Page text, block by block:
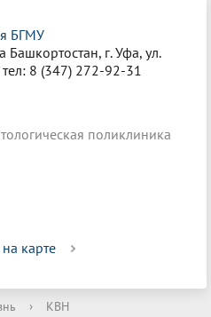
БГМУ
Башкортостан, г. Уфа, ул.
8 (347) 272-92-31
поликлиника
карте
› КВН